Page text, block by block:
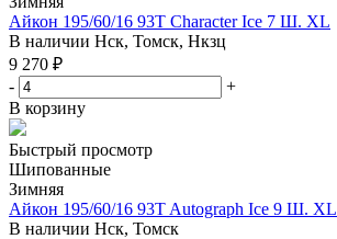
Айкон 195/60/16 93T Character Ice 7 Ш. XL
В наличии Нск, Томск, Нкзц
9 270 ₽
-
+
В корзину
Быстрый просмотр
Шипованные
Зимняя
Айкон 195/60/16 93T Autograph Ice 9 Ш. XL
В наличии Нск, Томск